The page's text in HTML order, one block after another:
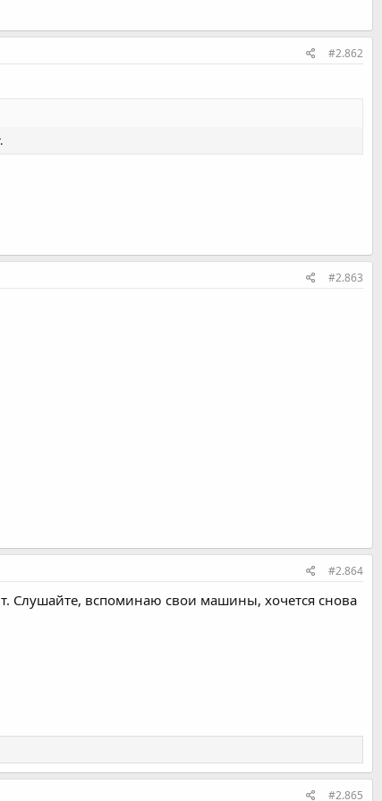
#2.862
#2.863
#2.864
Слушайте, вспоминаю свои машины, хочется снова
#2.865